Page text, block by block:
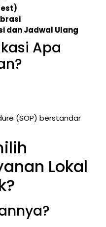
dan Jadwal Ulang
Apa
(SOP) berstandar
Lokal